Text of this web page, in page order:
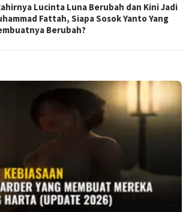
Lucinta Luna Berubah dan Kini Jadi
Fattah, Siapa Sosok Yanto Yang
Berubah?